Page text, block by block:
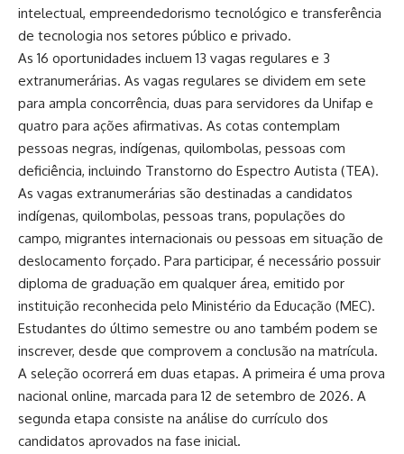
intelectual, empreendedorismo tecnológico e transferência
de tecnologia nos setores público e privado.
As 16 oportunidades incluem 13 vagas regulares e 3
extranumerárias. As vagas regulares se dividem em sete
para ampla concorrência, duas para servidores da Unifap e
quatro para ações afirmativas. As cotas contemplam
pessoas negras, indígenas, quilombolas, pessoas com
deficiência, incluindo Transtorno do Espectro Autista (TEA).
As vagas extranumerárias são destinadas a candidatos
indígenas, quilombolas, pessoas trans, populações do
campo, migrantes internacionais ou pessoas em situação de
deslocamento forçado. Para participar, é necessário possuir
diploma de graduação em qualquer área, emitido por
instituição reconhecida pelo Ministério da Educação (MEC).
Estudantes do último semestre ou ano também podem se
inscrever, desde que comprovem a conclusão na matrícula.
A seleção ocorrerá em duas etapas. A primeira é uma prova
nacional online, marcada para 12 de setembro de 2026. A
segunda etapa consiste na análise do currículo dos
candidatos aprovados na fase inicial.